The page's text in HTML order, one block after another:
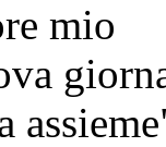
mio